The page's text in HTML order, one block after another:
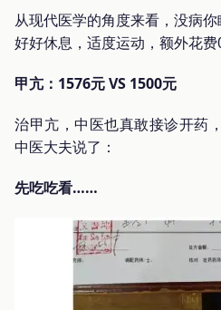
从现代医学的角度来看，没病
好好休息，适度运动，额外花费0
甲亢：1576元 VS 1500元
治甲亢，中医也真敢接诊开药
中医大夫说了：
先吃吃看……